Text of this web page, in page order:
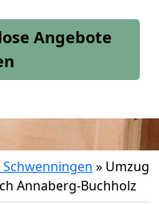
Angebote
» Umzug
Annaberg-Buchholz